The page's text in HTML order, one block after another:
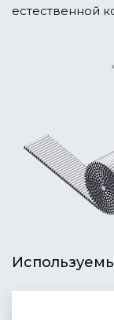
естественной